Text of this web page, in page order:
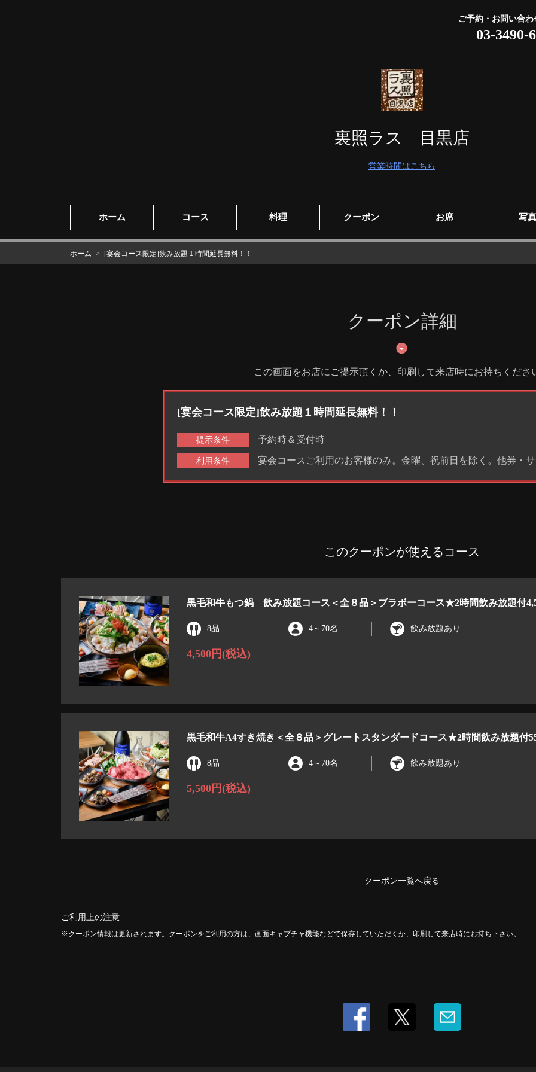
ご予約・お問い合わ
03-3490-
裏照ラス 目黒店
営業時間はこちら
ホーム コース 料理 クーポン お席 写真
ホーム [宴会コース限定]飲み放題１時間延長無料！！
クーポン詳細
この画面をお店にご提示頂くか、印刷して来店時にお持ちくださ
[宴会コース限定]飲み放題１時間延長無料！！
提示条件 予約時＆受付時
利用条件 宴会コースご利用のお客様のみ。金曜、祝前日を除く。他券・
このクーポンが使えるコース
黒毛和牛もつ鍋 飲み放題コース＜全８品＞ブラボーコース★2時間飲み放題付
8品 4 ～ 70名 飲み放題あり
4,500円(税込)
黒毛和牛A4すき焼き＜全８品＞グレートスタンダードコース★2時間飲み放題付
8品 4 ～ 70名 飲み放題あり
5,500円(税込)
クーポン一覧へ戻る
ご利用上の注意
クーポン情報は更新されます。クーポンをご利用の方は、画面キャプチャ機能などで保存していただくか、印刷して来店時にお持ち下さい。